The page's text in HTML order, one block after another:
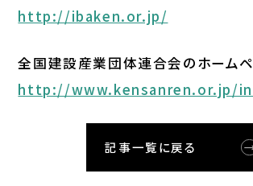
http://ibaken.or.jp/
全国建設産業団体連合会のホームペ
http://www.kensanren.or.jp/
記事一覧に戻る